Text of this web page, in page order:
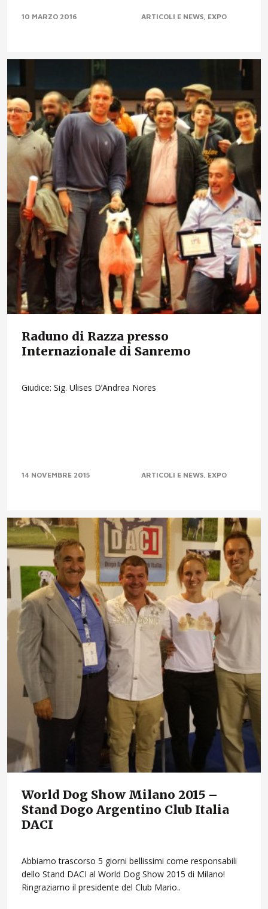
10 MARZO 2016 ARTICOLI E NEWS EXPO
Raduno di Razza presso
Internazionale di Sanremo
Giudice: Sig. Ulises D’Andrea Nores
14 NOVEMBRE 2015 ARTICOLI E NEWS EXPO
World Dog Show Milano 2015 –
Stand Dogo Argentino Club Italia
DACI
Abbiamo trascorso 5 giorni bellissimi come responsabili
dello Stand DACI al World Dog Show 2015 di Milano!
Ringraziamo il presidente del Club Mario..